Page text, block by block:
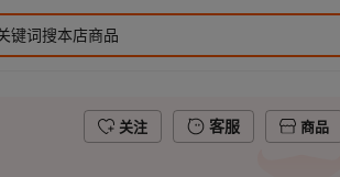
关注 客服
商品